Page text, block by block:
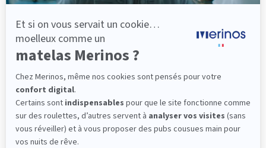
d’acheter un couchage adulte pour son petit. Il n’est, en
effet, pas contre-indiqué de faire dormir un enfant sur un
matelas adulte, surtout s’il s’agit d’un couchage d’appoint
ou destiné à un adolescent. Cependant, le matelas enfant
estle plus approprié pour les jeunes en croissance
corps étant en plein développement. Un couchage enfant
est en effet spécialement étudié pour répondre aux
besoins des plus jeunes. Sa fermeté, son épaisseur et sa
technologie sont adaptées à leur petite morphologie.